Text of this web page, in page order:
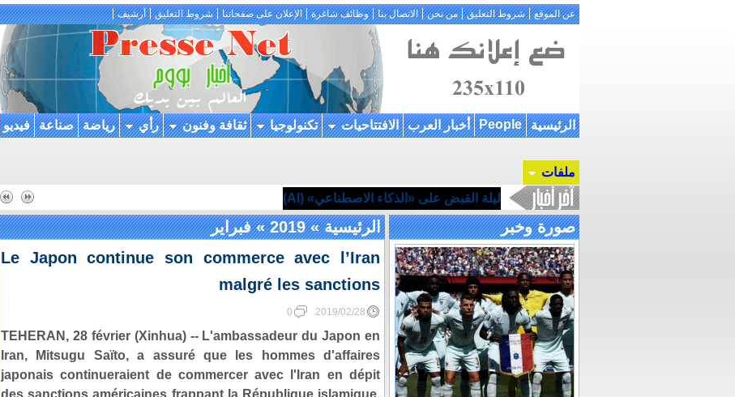
عن الموقع شروط التعليق من نحن الاتصال بنا وظائف شاغرة الإعلان على صفحاتنا شروط التعليق أرشيف
الرئيسية People أخبار العرب الافتتاحيات تكنولوجيا ثقافة وفنون رأي رياضة صناعة فيديو
ملفات
ليلة القبض على «الذكاء الاصطناعي» (AI)
صورة وخبر الرئيسية»
2019
»فبراير
Le Japon continue son commerce avec l’Iran
malgré les sanctions
2019/02/28
0
TEHERAN, 28 février (Xinhua) -- L'ambassadeur du Japon en
Iran, Mitsugu Saïto, a assuré que les hommes d'affaires
japonais continueraient de commercer avec l'Iran en dépit
des sanctions américaines frappant la République islamique,